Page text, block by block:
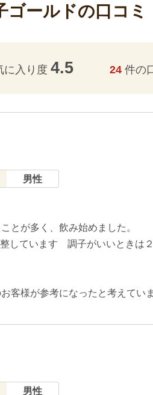
ゴールドの口コミ
に入り度 4.5 24 件の
男性
とが多く、飲み始めました。
しています 調子がいいときは
お客様が参考になったと考えてい
男性